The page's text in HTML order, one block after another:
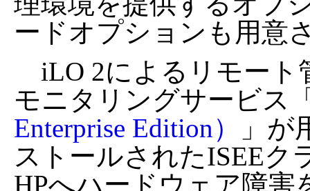
ードオプションも用意
iLO 2によるリモート
モニタリングサービス
Enterprise Edition）
」
ストールされたISEEク
HPへハードウェア障害